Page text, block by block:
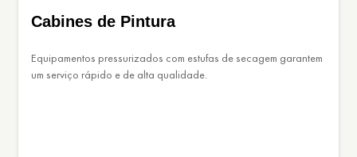
Cabines de Pintura
Equipamentos pressurizados com estufas de secagem garantem
um serviço rápido e de alta qualidade.